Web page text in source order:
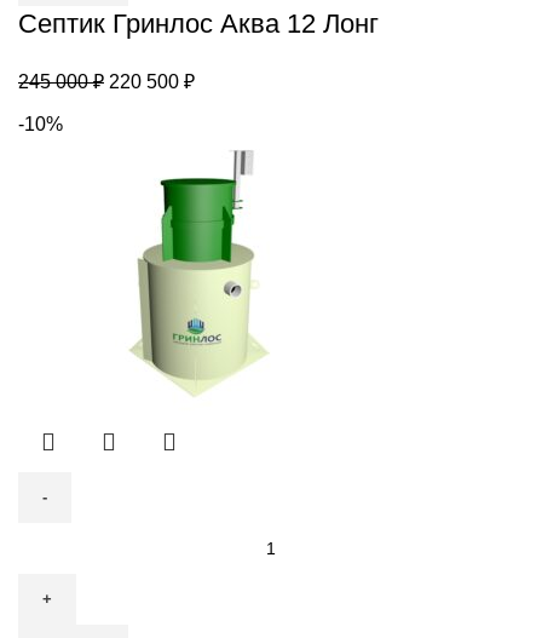
12
Септик Гринлос Аква 12 Лонг
245 000₽ Первоначальная
220 500 ₽Текущая
500 ₽.
-10%
Септик